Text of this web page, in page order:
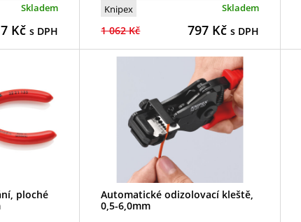
Skladem
Kčs DPH
Knipex Skladem
1 062 Kč 797 Kčs DPH
ploché
Automatické odizolovací kleště,
0,5-6,0mm